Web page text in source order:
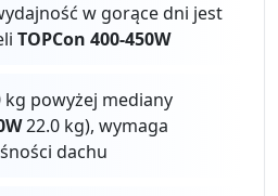
w gorące dni jest
TOPCon 400-450W
kg powyżej mediany
22.0 kg), wymaga
dachu